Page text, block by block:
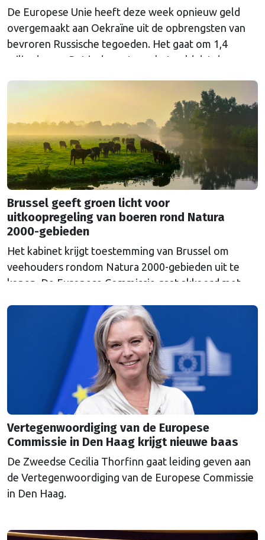
De Europese Unie heeft deze week opnieuw geld
overgemaakt aan Oekraïne uit de opbrengsten van
bevroren Russische tegoeden. Het gaat om 1,4
miljard euro. Dat is de rente op het geld dat de
Euroclear parkeerde. De EU bevroor dat geld na de
Continued
Brussel geeft groen licht voor
uitkoopregeling van boeren rond Natura
2000-gebieden
Het kabinet krijgt toestemming van Brussel om
veehouders rondom Natura 2000-gebieden uit te
kopen. De Europese Commissie gaat akkoord met
Vertegenwoordiging van de Europese
Commissie in Den Haag krijgt nieuwe baas
De Zweedse Cecilia Thorfinn gaat leiding geven aan
de Vertegenwoordiging van de Europese Commissie
in Den Haag.